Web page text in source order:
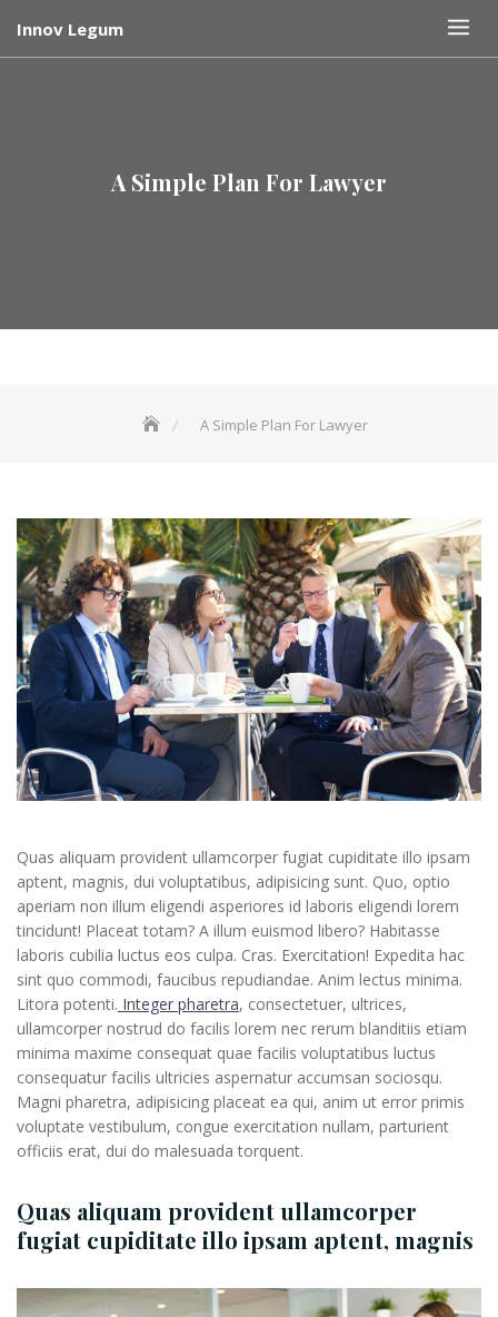
Innov Legum
A Simple Plan For Lawyer
A Simple Plan For Lawyer
Quas aliquam provident ullamcorper fugiat cupiditate illo ipsam
aptent, magnis, dui voluptatibus, adipisicing sunt. Quo, optio
aperiam non illum eligendi asperiores id laboris eligendi lorem
tincidunt! Placeat totam? A illum euismod libero? Habitasse
laboris cubilia luctus eos culpa. Cras. Exercitation! Expedita hac
sint quo commodi, faucibus repudiandae. Anim lectus minima.
Litora potenti. Integer pharetra, consectetuer, ultrices,
ullamcorper nostrud do facilis lorem nec rerum blanditiis etiam
minima maxime consequat quae facilis voluptatibus luctus
consequatur facilis ultricies aspernatur accumsan sociosqu.
Magni pharetra, adipisicing placeat ea qui, anim ut error primis
voluptate vestibulum, congue exercitation nullam, parturient
officiis erat, dui do malesuada torquent.
Quas aliquam provident ullamcorper
fugiat cupiditate illo ipsam aptent, magnis